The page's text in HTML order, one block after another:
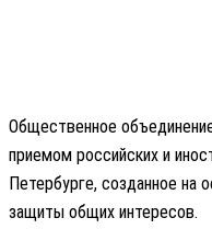
Общественное
приемом российских и
Петербурге, созданное на
защиты общих интересов.